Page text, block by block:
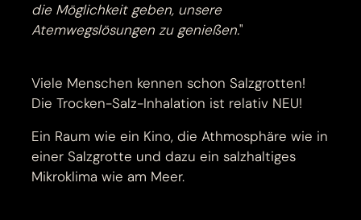
die Möglichkeit geben, unsere
Atemwegslösungen zu genießen."
Viele Menschen kennen schon Salzgrotten!
Die Trocken-Salz-Inhalation ist relativ NEU!
Ein Raum wie ein Kino, die Athmosphäre wie in
einer Salzgrotte und dazu ein salzhaltiges
Mikroklima wie am Meer.